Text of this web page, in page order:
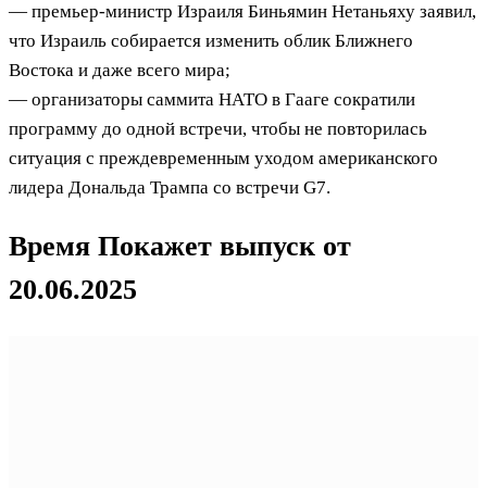
— премьер-министр Израиля Биньямин Нетаньяху заявил,
что Израиль собирается изменить облик Ближнего
Востока и даже всего мира;
— организаторы саммита НАТО в Гааге сократили
программу до одной встречи, чтобы не повторилась
ситуация с преждевременным уходом американского
лидера Дональда Трампа со встречи G7.
Время Покажет выпуск от
20.06.2025